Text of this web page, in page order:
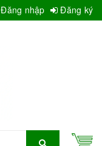
Đăng nhập Đăng ký